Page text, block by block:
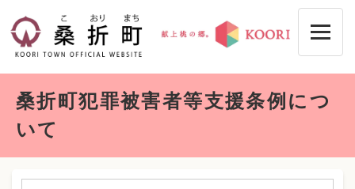
先
桑折町犯罪被害者等支援条例につ
いて